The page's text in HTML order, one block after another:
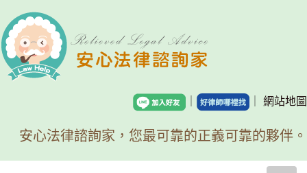
網站地圖
安心法律諮詢家，您最可靠的正義可靠的夥伴。